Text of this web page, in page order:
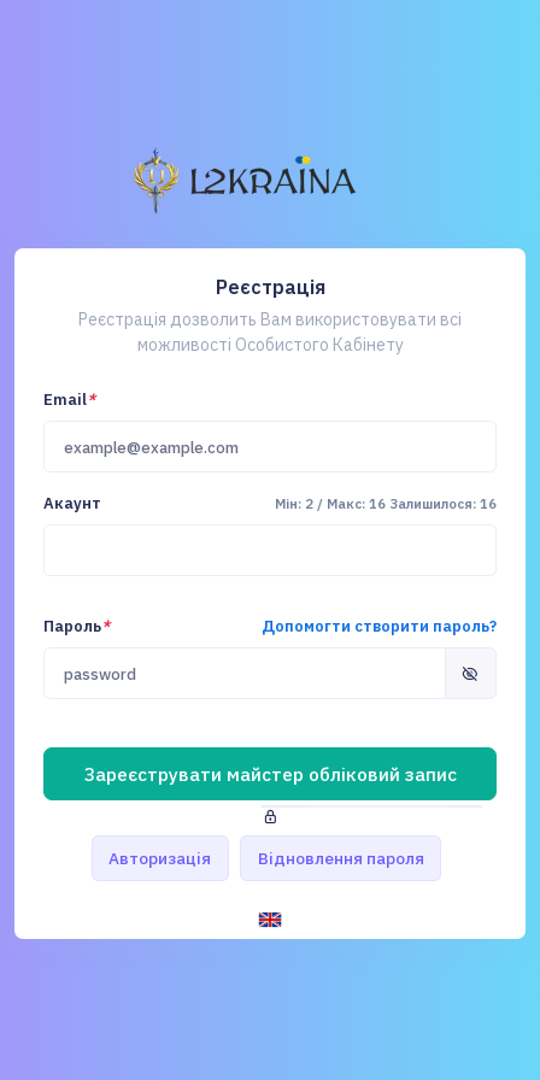
Реєстрація
Реєстрація дозволить Вам використовувати всі
можливості Особистого Кабінету
Email*
Акаунт Мін: 2 / Макс: 16 Залишилося: 16
Пароль* Допомогти створити пароль?
Зареєструвати майстер обліковий запис
Авторизація Відновлення пароля